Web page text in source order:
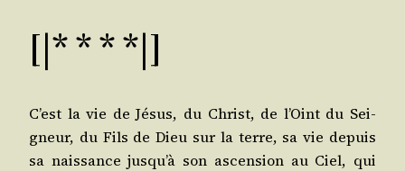
[|* * * *|]
C’est la vie de Jésus, du Christ, de l’Oint du Sei­
gneur, du Fils de Dieu sur la terre, sa vie depuis
sa nais­sance jusqu’à son ascen­sion au Ciel, qui